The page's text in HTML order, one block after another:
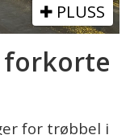
PLUSS
forkorte
for trøbbel i